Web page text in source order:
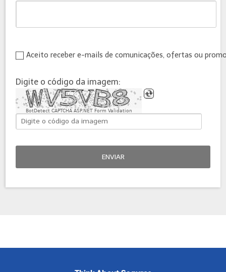
Aceito receber e-mails de comunicações, ofertas ou
Digite o código da imagem:
BotDetect CAPTCHA ASP.NET Form Validation
ENVIAR